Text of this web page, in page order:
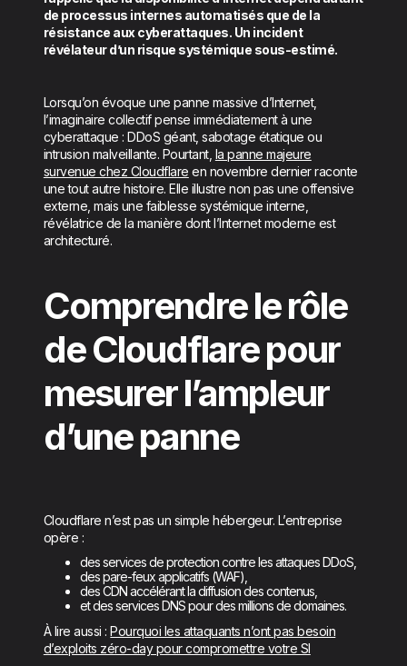
de processus internes automatisés que de la
résistance aux cyberattaques. Un incident
révélateur d’un risque systémique sous-estimé.
Lorsqu’on évoque une panne massive d’Internet,
l’imaginaire collectif pense immédiatement à une
cyberattaque : DDoS géant, sabotage étatique ou
intrusion malveillante. Pourtant, la panne majeure
survenue chez Cloudflare en novembre dernier raconte
une tout autre histoire. Elle illustre non pas une offensive
externe, mais une faiblesse systémique interne,
révélatrice de la manière dont l’Internet moderne est
architecturé.
Comprendre le rôle
de Cloudflare pour
mesurer l’ampleur
d’une panne
Cloudflare n’est pas un simple hébergeur. L’entreprise
opère :
des services de protection contre les attaques DDoS,
des pare-feux applicatifs (WAF),
des CDN accélérant la diffusion des contenus,
et des services DNS pour des millions de domaines.
À lire aussi :Pourquoi les attaquants n’ont pas besoin
d’exploits zéro-day pour compromettre votre SI